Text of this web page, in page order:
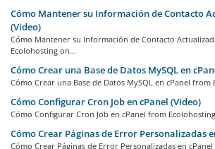
Cómo Mantener su Información de Contacto
(Video)
Cómo Mantener su Información de Contacto
Ecolohosting on...
Cómo Crear una Base de Datos MySQL en
Cómo Crear una Base de Datos MySQL en cPanel
Cómo Configurar Cron Job en cPanel (Video)
Cómo Configurar Cron Job en cPanel from
Cómo Crear Páginas de Error Personalizadas
Cómo Crear Páginas de Error Personalizadas en